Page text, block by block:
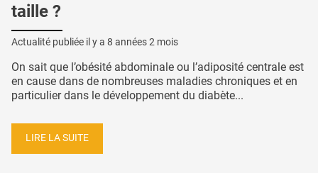
taille ?
Actualité publiée il y a 8 années 2 mois
On sait que l’obésité abdominale ou l’adiposité centrale est
en cause dans de nombreuses maladies chroniques et en
particulier dans le développement du diabète...
LIRE LA SUITE